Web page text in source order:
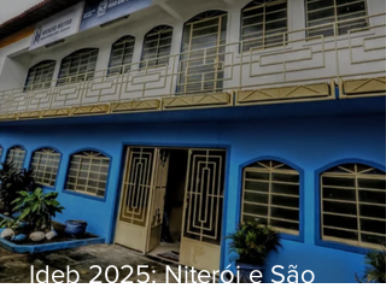
Ideb 2025: Niterói e São